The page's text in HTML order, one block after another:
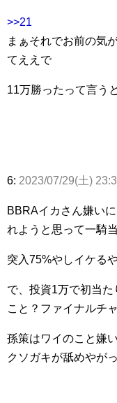
>>21
まぁそれでお前の気
てええで
11万勝ったって言う
6: 2023/07/29(土)
BBRAイカさん嫌い
れようと思って一騎
突入75%やしイケる
で、投資1万で初当
こと？ファイナルチ
孫策はワイのこと嫌
クソガキが舐めやが